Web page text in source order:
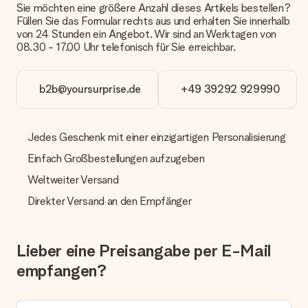
geschickt werden.
Lieferzeit, Lieferoptionen und Versandkosten
Bedauerlicherweise ist es momentan (noch) nicht möglich, das
Geschenk zu einem Wunschtermin liefern zu lassen.
Wie lange dauert die Lieferzeit und wann werde ich mein
Die aktuelle Lieferzeit steht jeweils auf der Produktseite bei
dem Geschenk vermeldet. Du kannst darauf vertrauen, dass
eine fristgerechte Lieferung durch unsere Lieferdienste
erfolgt.
Welche Lieferoptionen stehen zur Verfügung?
Päckchen versendet. Möchtest du wissen, ob es als Paket
oder Päckchen geliefert wird, kontaktiere bitte unseren
Kundenservice.
Zahlung
Sie möchten eine größere Anzahl dieses Artikels bestellen?
Füllen Sie das Formular rechts aus und erhalten Sie innerhalb
von 24 Stunden ein Angebot. Wir sind an Werktagen von
08.30 - 17.00 Uhr telefonisch für Sie erreichbar.
b2b@yoursurprise.de +49 39292 929990
Jedes Geschenk mit einer einzigartigen Personalisierung
Einfach Großbestellungen aufzugeben
Weltweiter Versand
Direkter Versand an den Empfänger
Lieber eine Preisangabe per E-Mail
empfangen?